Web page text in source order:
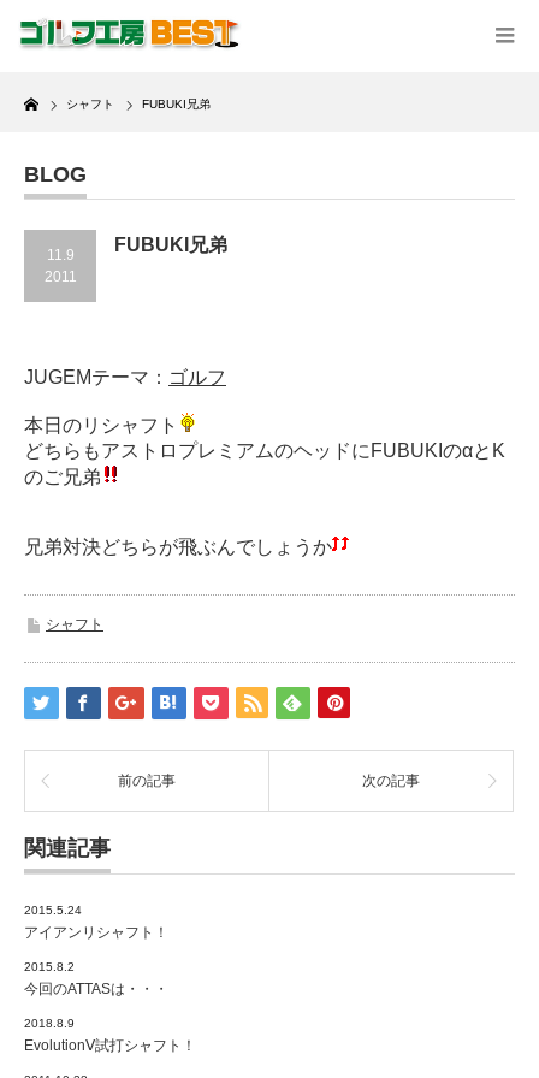
Home
シャフト FUBUKI兄弟
BLOG
11.9
2011
FUBUKI兄弟
JUGEMテーマ： ゴルフ
本日のリシャフト
どちらもアストロプレミアムのヘッドにFUBUKIのαとK
のご兄弟
兄弟対決どちらが飛ぶんでしょうか
シャフト
前の記事 次の記事
関連記事
2015.5.24
アイアンリシャフト！
2015.8.2
今回のATTASは・・・
2018.8.9
EvolutionⅤ試打シャフト！